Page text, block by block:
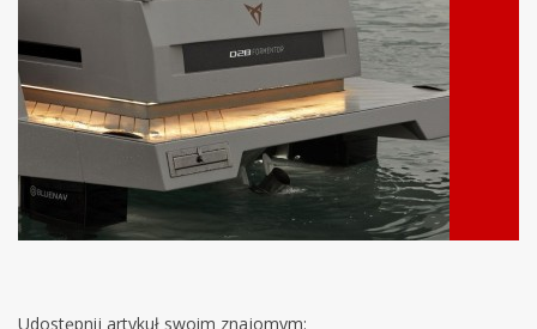
Udostępnij artykuł swoim znajomym: